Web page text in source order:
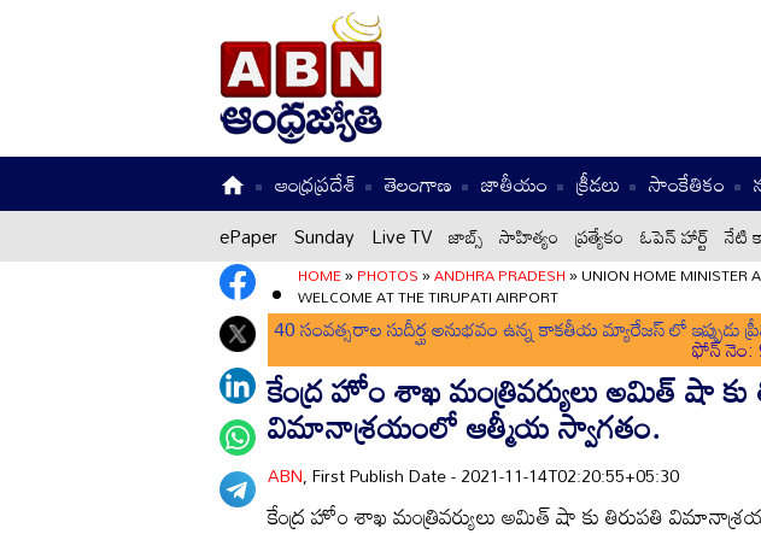
ఆంధ్రప్రదేశ్ తెలంగాణ జాతీయం క్రీడలు సాంకేతికం
ePaper Sunday Live TV జాబ్స్ సాహిత్యం ప్రత్యేకం ఓపెన్ హార్ట్ నేటి
HOME»PHOTOS»ANDHRA PRADESH»UNION HOME MINISTER
WELCOME AT THE TIRUPATI AIRPORT
40 సంవత్సరాల సుదీర్ఘ అనుభవం ఉన్న కాకతీయ మ్యారేజస్ లో ఇప్పుడు
ఫోన్ నెం:
కేంద్ర హోం శాఖ మంత్రివర్యులు అమిత్ షా కు
విమానాశ్రయంలో ఆత్మీయ స్వాగతం.
ABN, First Publish Date - 2021-11-14T02:20:55+05:30
కేంద్ర హోం శాఖ మంత్రివర్యులు అమిత్ షా కు తిరుపతి